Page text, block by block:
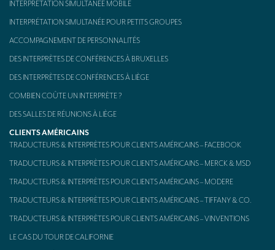
Kit d’interprétation mobile – aussi appelé « Bidule »
CONTACT
INTERPRÉTATION SIMULTANÉE MOBILE
INTERPRÉTATION SIMULTANÉE POUR PETITS GROUPES
ACCOMPAGNEMENT DE PERSONNALITÉS
DES INTERPRÈTES DE CONFÉRENCES À BRUXELLES
DES INTERPRÈTES DE CONFÉRENCES À LIÈGE
COMBIEN COÛTE UN INTERPRÈTE ?
DES SALLES DE RÉUNIONS À LIÈGE
CLIENTS AMÉRICAINS
TRADUCTEURS & INTERPRÈTES POUR CLIENTS AMÉRICAINS – FACEBOOK
TRADUCTEURS & INTERPRÈTES POUR CLIENTS AMÉRICAINS – MERCK & MSD
TRADUCTEURS & INTERPRÈTES POUR CLIENTS AMÉRICAINS – MODERE
TRADUCTEURS & INTERPRÈTES POUR CLIENTS AMÉRICAINS – TIFFANY & CO.
TRADUCTEURS & INTERPRÈTES POUR CLIENTS AMÉRICAINS – VINVENTIONS
LE CAS DU TOUR DE CALIFORNIE